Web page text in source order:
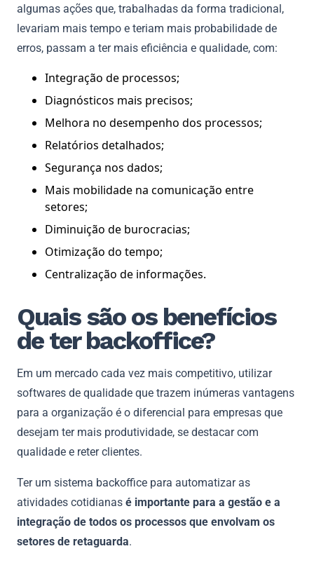
algumas ações que, trabalhadas da forma tradicional,
levariam mais tempo e teriam mais probabilidade de
erros, passam a ter mais eficiência e qualidade, com:
Integração de processos;
Diagnósticos mais precisos;
Melhora no desempenho dos processos;
Relatórios detalhados;
Segurança nos dados;
Mais mobilidade na comunicação entre
setores;
Diminuição de burocracias;
Otimização do tempo;
Centralização de informações.
Quais são os benefícios
de ter backoffice?
Em um mercado cada vez mais competitivo, utilizar
softwares de qualidade que trazem inúmeras vantagens
para a organização é o diferencial para empresas que
desejam ter mais produtividade, se destacar com
qualidade e reter clientes.
Ter um sistema backoffice para automatizar as
atividades cotidianas é importante para a gestão e a
integração de todos os processos que envolvam os
setores de retaguarda.